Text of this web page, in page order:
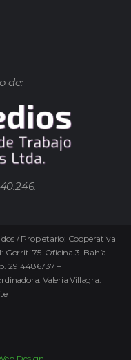
de:
/ Propietario: Cooperativa
Gorriti 75. Oficina 3. Bahía
2914486737 –
Valeria Villagra.